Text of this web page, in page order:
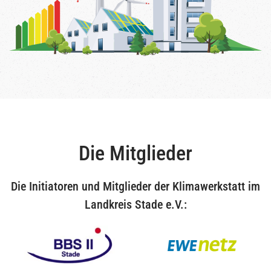
Die Mitglieder
Die Initiatoren und Mitglieder der Klimawerkstatt im
Landkreis Stade e.V.: